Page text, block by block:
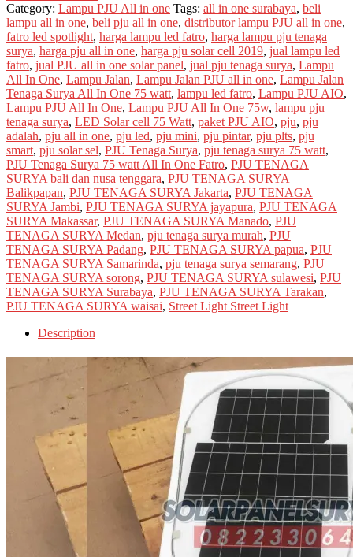
Category: Lampu PJU All in one Tags: all in one surabaya, beli
lampu all in one, beli pju all in one, distributor lampu PJU all in one,
fatro led spotlight, harga lampu led fatro, harga lampu pju tenaga
surya, harga pju all in one, harga pju solar cell 2019, jual lampu led
fatro, jual PJU all in one solar panel, jual pju tenaga surya, Lampu
All In One, Lampu Jalan, Lampu Jalan PJU all in one, Lampu Jalan
Tenaga Surya All In One 75 watt, lampu led fatro, Lampu PJU AIO,
Lampu PJU All In One, Lampu PJU All In One 75w, lampu pju
tenaga surya, LED Solar cell 75 Watt, paket PJU AIO, pju, pju
adalah, pju all in one, pju led, pju mini, pju pintar, pju plts, pju
smart, pju solar sel, PJU Tenaga Surya, pju tenaga surya 75 watt,
PJU Tenaga Surya 75 watt All In One Fatro, PJU TENAGA
SURYA bali dan nusa tenggara, PJU TENAGA SURYA
Balikpapan, PJU TENAGA SURYA Jakarta, PJU TENAGA
SURYA Jambi, PJU TENAGA SURYA jayapura, PJU TENAGA
SURYA Makassar, PJU TENAGA SURYA Manado, PJU
TENAGA SURYA Medan, pju tenaga surya murah, PJU
TENAGA SURYA Padang, PJU TENAGA SURYA papua, PJU
TENAGA SURYA Samarinda, pju tenaga surya semarang, PJU
TENAGA SURYA sorong, PJU TENAGA SURYA sulawesi, PJU
TENAGA SURYA Surabaya, PJU TENAGA SURYA Tarakan,
PJU TENAGA SURYA waisai, Street Light Street Light
Description